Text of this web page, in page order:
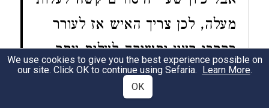
מעלה, לכן צריך האיש אז לעורר
בקרבו רצון ותשוקה לעלות יותר,
וגם להתאמץ לעלות. ואז בין אם
יעלה בין אם ח"ו לא – ממתיק הוא
We use cookies to give you the best experience possible on
our site. Click OK to continue using Sefaria. Learn More.
OK